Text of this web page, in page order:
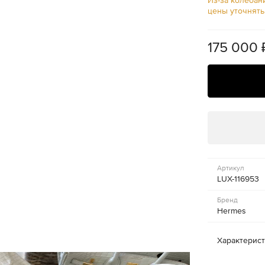
цены
175 000
Артикул
LUX-116953
Бренд
Hermes